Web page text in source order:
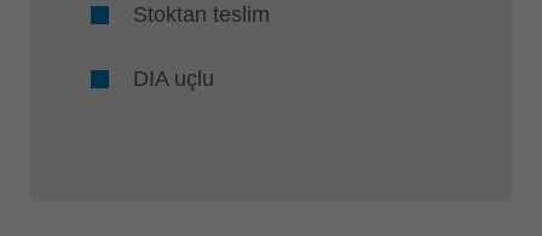
Stoktan teslim
DIA uçlu